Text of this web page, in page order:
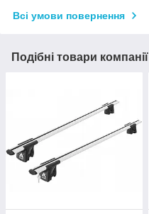
Всі умови повернення
Подібні товари компанії